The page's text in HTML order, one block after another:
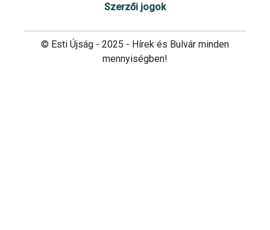
Szerzői jogok
© Esti Újság - 2025 - Hírek és Bulvár minden
mennyiségben!